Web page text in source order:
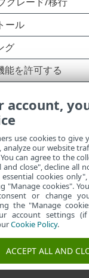
ジベース ESETフ
s r.o. - All rights
account,
use cookies to give
analyze our website
can agree to the
and close", decline all
essential cookies
"Manage cookies".
or change
the "Manage
account settings (if
Cookie Policy.
ACCEPT ALL AND